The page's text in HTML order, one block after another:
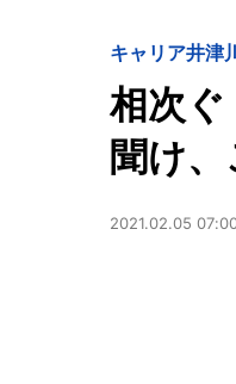
キャリア井津
相次ぐ
聞け
2021.02.05